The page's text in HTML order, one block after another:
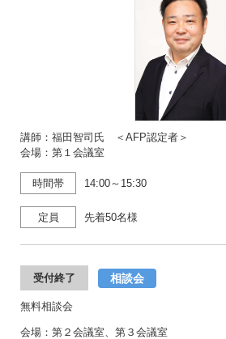
講師：福田智司氏 ＜AFP認定者＞
会場：第１会議室
時間帯 14:00～15:30
定員 先着50名様
受付終了 相談会
無料相談会
会場：第２会議室、第３会議室